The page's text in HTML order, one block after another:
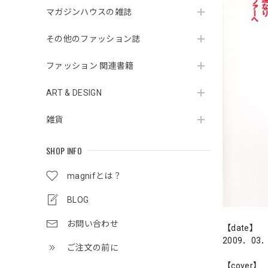
マガジンハウスの雑誌
その他のファッション誌
ファッション 関連書籍
ART & DESIGN
雑貨
SHOP INFO
magnifとは？
BLOG
お問い合わせ
ご注文の前に
【date】
2009．03
【cover】